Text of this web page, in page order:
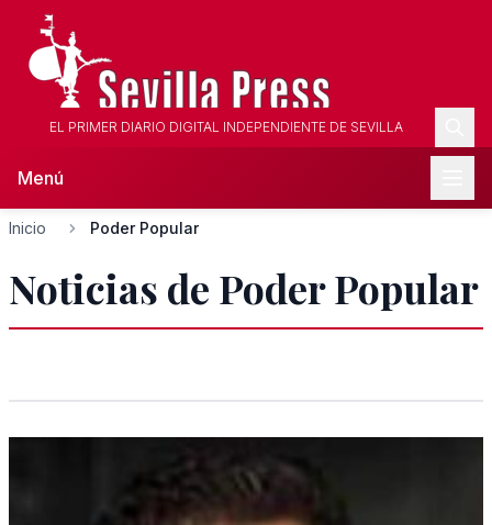
EL PRIMER DIARIO DIGITAL INDEPENDIENTE DE SEVILLA
Menú
Inicio Poder Popular
Noticias de Poder Popular